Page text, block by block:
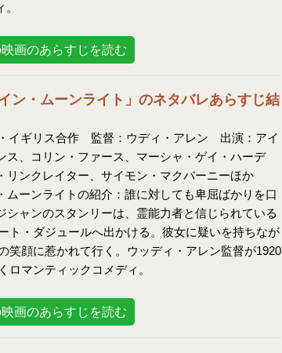
映画のあらすじを読む
ン・ムーンライト」のネタバレあらすじ結
イギリス合作 監督：ウディ・アレン 出演：アイ
ス、コリン・ファース、マーシャ・ゲイ・ハーデ
リンクレイター、サイモン・マクバーニーほか
ムーンライトの紹介：誰に対しても卑屈ばかりを口
シャンのスタンリーは、霊能力者と信じられている
ト・ダジュールへ出かける。彼女に疑いを持ちなが
笑顔に惹かれて行く。ウッディ・アレン監督が1920
ロマンティックコメディ。
映画のあらすじを読む